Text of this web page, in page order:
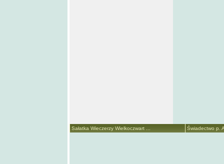
Sałatka Wieczerzy Wielkoczwart ... Świadectwo p.